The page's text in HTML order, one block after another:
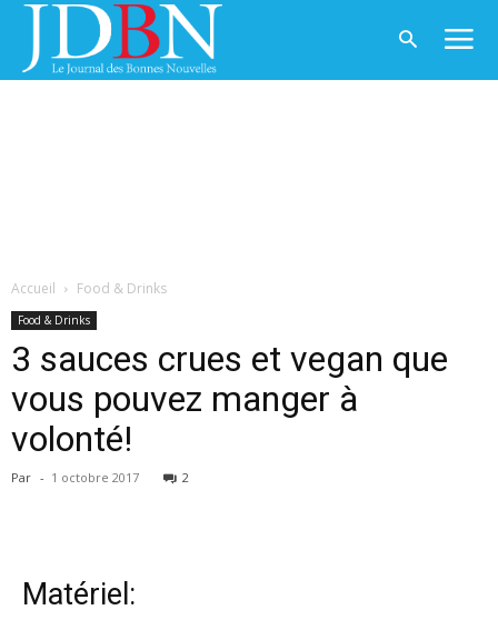
Accueil Food & Drinks
Food & Drinks
3 sauces crues et vegan que
vous pouvez manger à
volonté!
Par - 1 octobre 2017 2
Matériel: